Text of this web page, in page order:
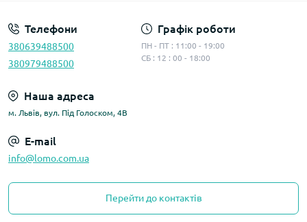
Телефони
380639488500
380979488500
Графік роботи
ПН - ПТ : 11:00 - 19:00
СБ : 12 : 00 - 18:00
Наша адреса
м. Львів, вул. Під Голоском, 4В
E-mail
info@lomo.com.ua
Перейти до контактів